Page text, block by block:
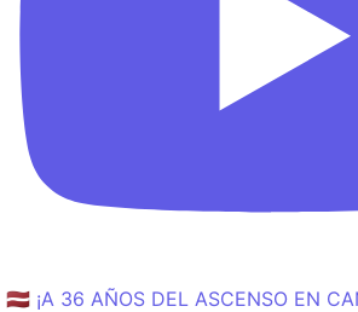
🇱🇻 ¡A 36 AÑOS DEL ASCENSO EN